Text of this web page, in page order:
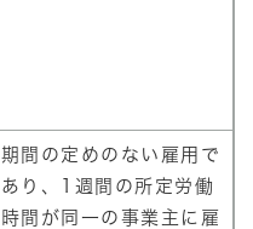
期間の定めのない雇用で
あり、1週間の所定労働
時間が同一の事業主に雇